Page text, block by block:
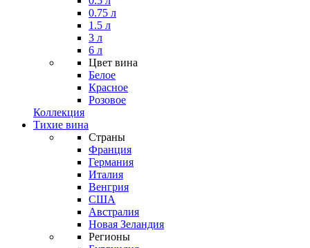
0.75 л
1.5 л
3 л
6 л
Цвет вина
Белое
Красное
Розовое
Коллекция
Тихие вина
Страны
Франция
Германия
Италия
Венгрия
США
Австралия
Новая Зеландия
Регионы